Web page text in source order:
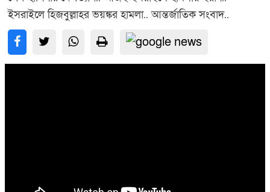
ইসরাইলে হিজবুল্লাহর ভয়ঙ্কর হামলা.. আন্তর্জাতিক সংবাদ..